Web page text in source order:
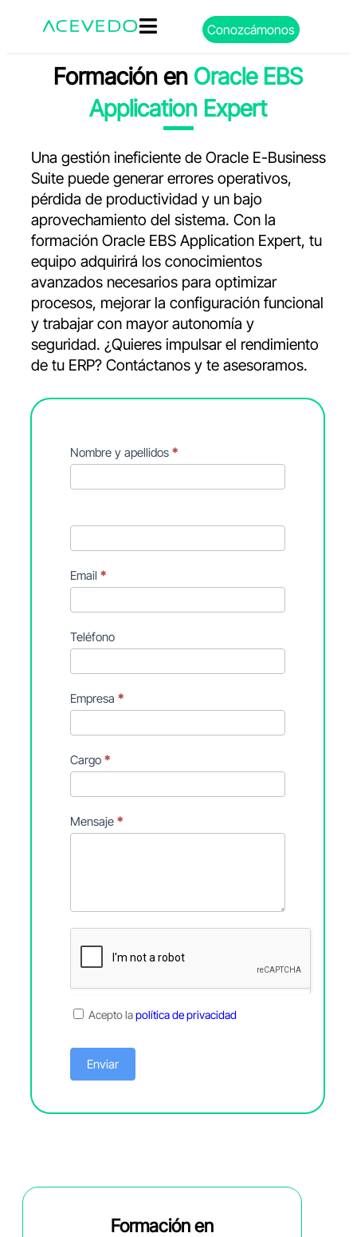
Conozcámonos
Formación en Oracle EBS
Application Expert
Una gestión ineficiente de Oracle E-Business
Suite puede generar errores operativos,
pérdida de productividad y un bajo
aprovechamiento del sistema. Con la
formación Oracle EBS Application Expert, tu
equipo adquirirá los conocimientos
avanzados necesarios para optimizar
procesos, mejorar la configuración funcional
y trabajar con mayor autonomía y
seguridad. ¿Quieres impulsar el rendimiento
de tu ERP? Contáctanos y te asesoramos.
Contacto
Web
Nombre y apellidos*
Email*
Teléfono
Empresa*
Cargo*
Mensaje*
Acepto lapolítica de privacidad
Enviar
Formación en